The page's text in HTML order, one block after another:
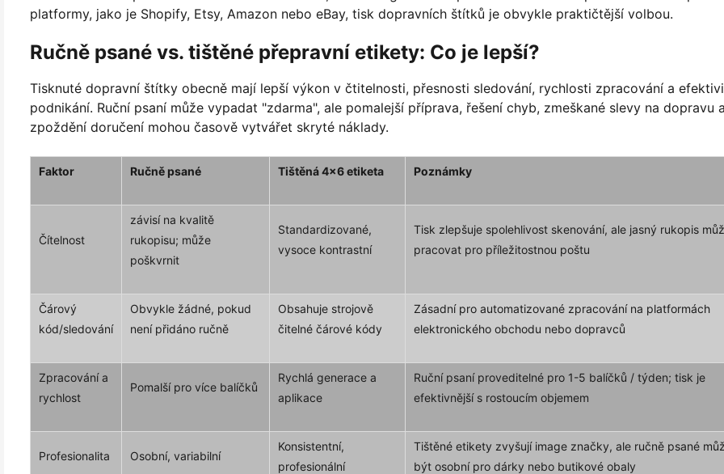
platformy, jako je Shopify, Etsy, Amazon nebo eBay, tisk dopravních štítků je obvykle praktičtější volbou.
Ručně psané vs. tištěné přepravní etikety: Co je lepší?
Tisknuté dopravní štítky obecně mají lepší výkon v čtitelnosti, přesnosti sledování, rychlosti zpracování a
podnikání. Ruční psaní může vypadat "zdarma", ale pomalejší příprava, řešení chyb, zmeškané slevy na dopravu a
zpoždění doručení mohou časově vytvářet skryté náklady.
Faktor Ručně psané Tištěná 4x6 etiketa Poznámky
Čítelnost
závisí na kvalitě
rukopisu; může
poškvrnit
Standardizované,
vysoce kontrastní
Tisk zlepšuje spolehlivost skenování, ale jasný rukopis
pracovat pro příležitostnou poštu
Čárový
kód/sledování
Obvykle žádné, pokud
není přidáno ručně
Obsahuje strojově
čitelné čárové kódy
Zásadní pro automatizované zpracování na platformách
elektronického obchodu nebo dopravců
Zpracování a
rychlost
Pomalší pro více balíčků
Rychlá generace a
aplikace
Ruční psaní proveditelné pro 1-5 balíčků / týden; tisk je
efektivnější s rostoucím objemem
Profesionalita Osobní, variabilní
Konsistentní,
profesionální
Tištěné etikety zvyšují image značky, ale ručně psané
být osobní pro dárky nebo butikové obaly